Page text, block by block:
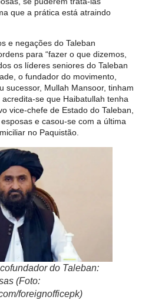
que a prática está atraindo
e negações do Taleban
para “fazer o que dizemos,
os líderes seniores do Taleban
o fundador do movimento,
sucessor, Mullah Mansoor, tinham
se que Haibatullah tenha
vice-chefe de Estado do Taleban,
e casou-se com a última
no Paquistão.
do Taleban:
(Foto:
foreignofficepk)